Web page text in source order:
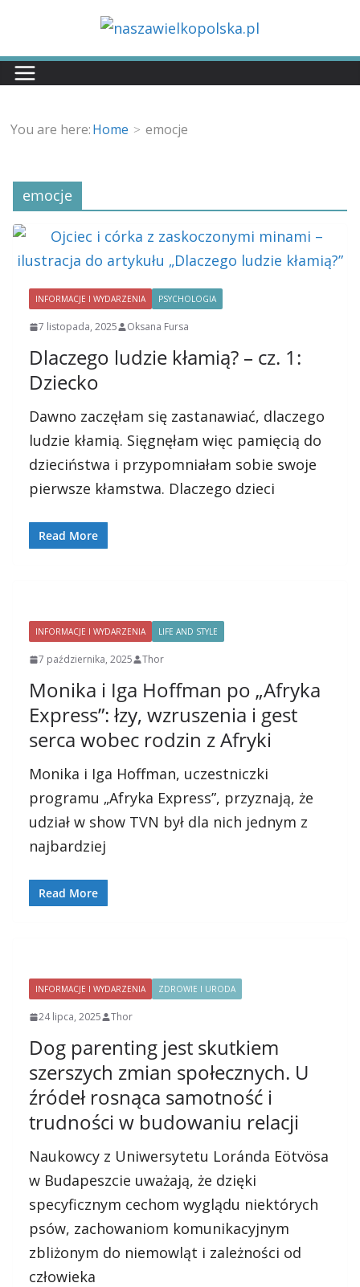
treści
You are here:Home emocje
emocje
INFORMACJE I WYDARZENIA PSYCHOLOGIA
7 listopada, 2025 Oksana Fursa
Dlaczego ludzie kłamią? – cz. 1:
Dziecko
Dawno zaczęłam się zastanawiać, dlaczego
ludzie kłamią. Sięgnęłam więc pamięcią do
dzieciństwa i przypomniałam sobie swoje
pierwsze kłamstwa. Dlaczego dzieci
Read More
INFORMACJE I WYDARZENIA LIFE AND STYLE
7 października, 2025 Thor
Monika i Iga Hoffman po „Afryka
Express”: łzy, wzruszenia i gest
serca wobec rodzin z Afryki
Monika i Iga Hoffman, uczestniczki
programu „Afryka Express”, przyznają, że
udział w show TVN był dla nich jednym z
najbardziej
Read More
INFORMACJE I WYDARZENIA ZDROWIE I URODA
24 lipca, 2025 Thor
Dog parenting jest skutkiem
szerszych zmian społecznych. U
źródeł rosnąca samotność i
trudności w budowaniu relacji
Naukowcy z Uniwersytetu Loránda Eötvösa
w Budapeszcie uważają, że dzięki
specyficznym cechom wyglądu niektórych
psów, zachowaniom komunikacyjnym
zbliżonym do niemowląt i zależności od
człowieka